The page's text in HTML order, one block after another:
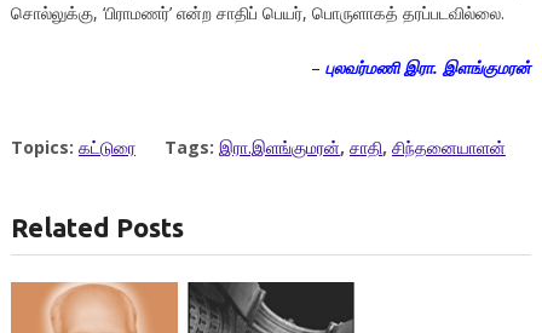
சொல்லுக்கு, ‘பிராமணர்’ என்ற சாதிப் பெயர், பொருளாகத் தரப்படவில்லை.
– புலவர்மணி இரா. இளங்குமரன்
Topics: கட்டுரை Tags: இரா.இளங்குமரன், சாதி, சிந்தனையாளன்
Related Posts